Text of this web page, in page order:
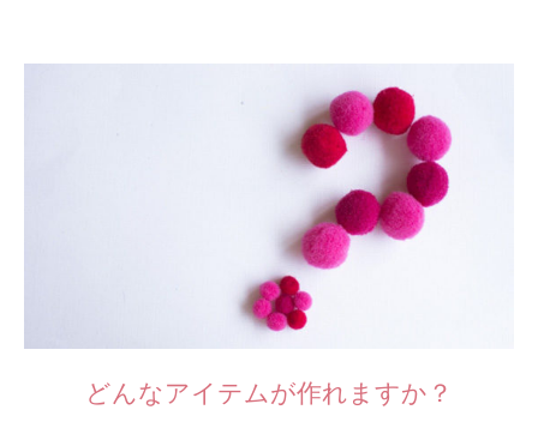
どんなアイテムが作れますか？